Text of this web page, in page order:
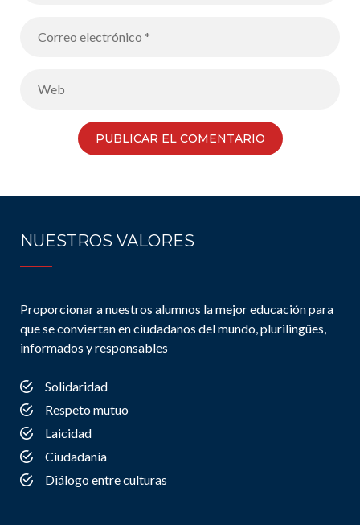
NUESTROS VALORES
Proporcionar a nuestros alumnos la mejor educación para
que se conviertan en ciudadanos del mundo, plurilingües,
informados y responsables
Solidaridad
Respeto mutuo
Laicidad
Ciudadanía
Diálogo entre culturas